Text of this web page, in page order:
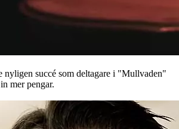
nyligen succé som deltagare i "Mullvaden"
mer pengar.